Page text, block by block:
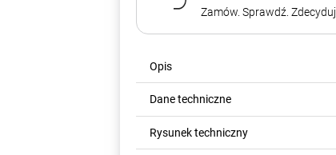
Zamów. Sprawdź. Zdecyduj.
Opis
Dane techniczne
Rysunek techniczny